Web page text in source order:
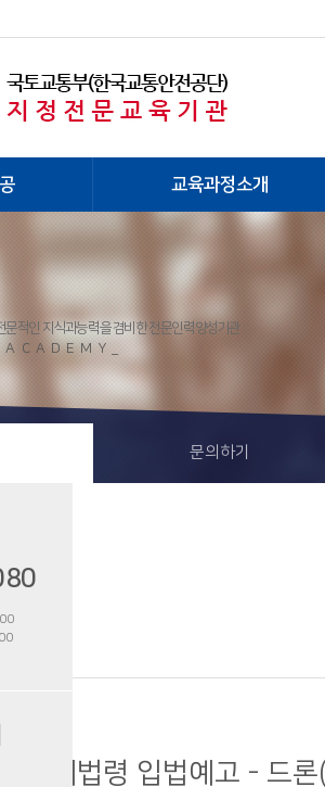
교육과정소개
문적인 지식과능력을 겸비한 전문인력양성기관
문의하기
관계법령 입법예고 - 드